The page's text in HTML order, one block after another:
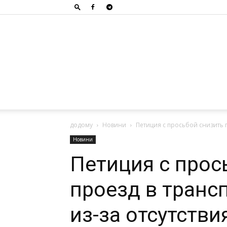
додому Новини Петиция с просьбой снизить
Новини
Петиция с
проезд в
из-за